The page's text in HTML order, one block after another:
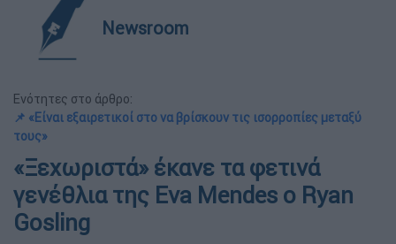
Newsroom
Ενότητες στο άρθρο:
📌 «Είναι εξαιρετικοί στο να βρίσκουν τις ισορροπίες μεταξύ
τους»
«Ξεχωριστά» έκανε τα φετινά
γενέθλια της Eva Mendes ο Ryan
Gosling